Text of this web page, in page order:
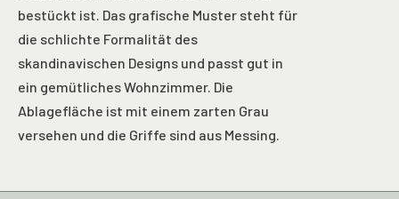
bestückt ist. Das grafische Muster steht für
die schlichte Formalität des
skandinavischen Designs und passt gut in
ein gemütliches Wohnzimmer. Die
Ablagefläche ist mit einem zarten Grau
versehen und die Griffe sind aus Messing.